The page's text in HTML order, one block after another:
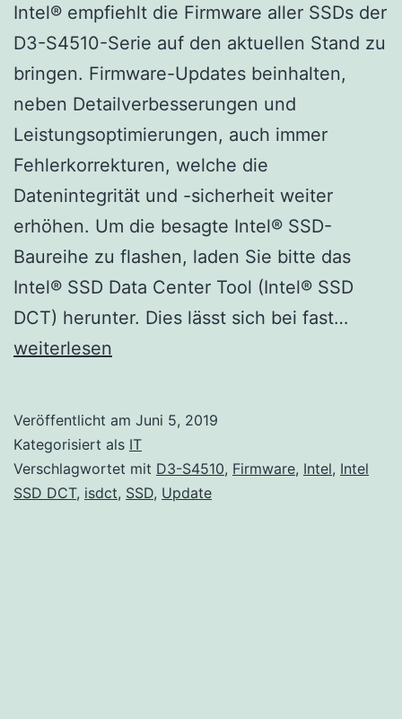
Intel® empfiehlt die Firmware aller SSDs der
D3-S4510-Serie auf den aktuellen Stand zu
bringen. Firmware-Updates beinhalten,
neben Detailverbesserungen und
Leistungsoptimierungen, auch immer
Fehlerkorrekturen, welche die
Datenintegrität und -sicherheit weiter
erhöhen. Um die besagte Intel® SSD-
Baureihe zu flashen, laden Sie bitte das
Intel® SSD Data Center Tool (Intel® SSD
DCT) herunter. Dies lässt sich bei fast…
SSDs
weiterlesen
Veröffentlicht am Juni 5, 2019
Kategorisiert als IT
Verschlagwortet mit D3-S4510, Firmware, Intel, Intel
SSD DCT, isdct, SSD, Update